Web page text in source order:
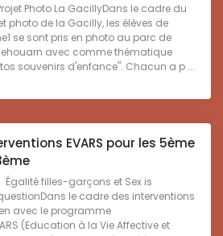
Photo La GacillyDans le cadre du
photo de la Gacilly, les élèves de
se sont pris en photo au parc de
avec comme thématique
souvenirs d'enfance". Chacun a p ...
EVARS pour les 5ème
filles-garçons et Sex is
le cadre des interventions
avec le programme
(Education à la Vie Affective et